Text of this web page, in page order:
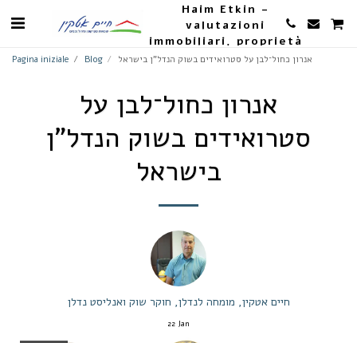
Haim Etkin -
valutazioni
immobiliari, proprietà
e agricoltura
Pagina iniziale Blog אנרון כחול־לבן על סטרואידים בשוק הנדל"ן בישראל
אנרון כחול־לבן על
סטרואידים בשוק הנדל"ן
בישראל
חיים אטקין, מומחה לנדלן, חוקר שוק ואנליסט נדלן
22 Jan